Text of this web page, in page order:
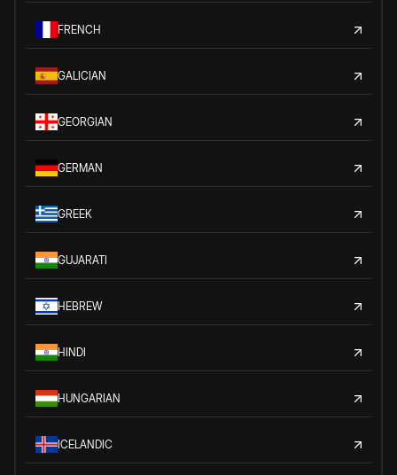
FRENCH
GALICIAN
GEORGIAN
GERMAN
GREEK
GUJARATI
HEBREW
HINDI
HUNGARIAN
ICELANDIC